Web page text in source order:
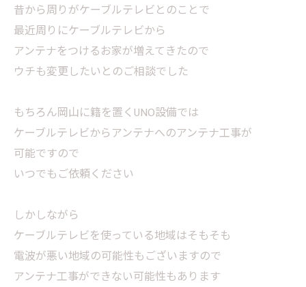
昔から周りがケーブルテレビとのことで
最近周りにケーブルテレビから
アンテナをつけるお家が増えてきたので
ウチも変更したいとのご相談でした
もちろん岡山に籍を置くUNO設備では
ケーブルテレビからアンテナへのアンテナ工事が
可能ですので
いつでもご依頼ください
しかしながら
ケーブルテレビを使っている地域はそもそも
電波が悪い地域の可能性もございますので
アンテナ工事ができない可能性もあります